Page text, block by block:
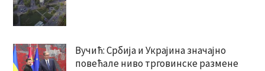
Вучић: Србија и Украјина значајно
повећале ниво трговинске размене